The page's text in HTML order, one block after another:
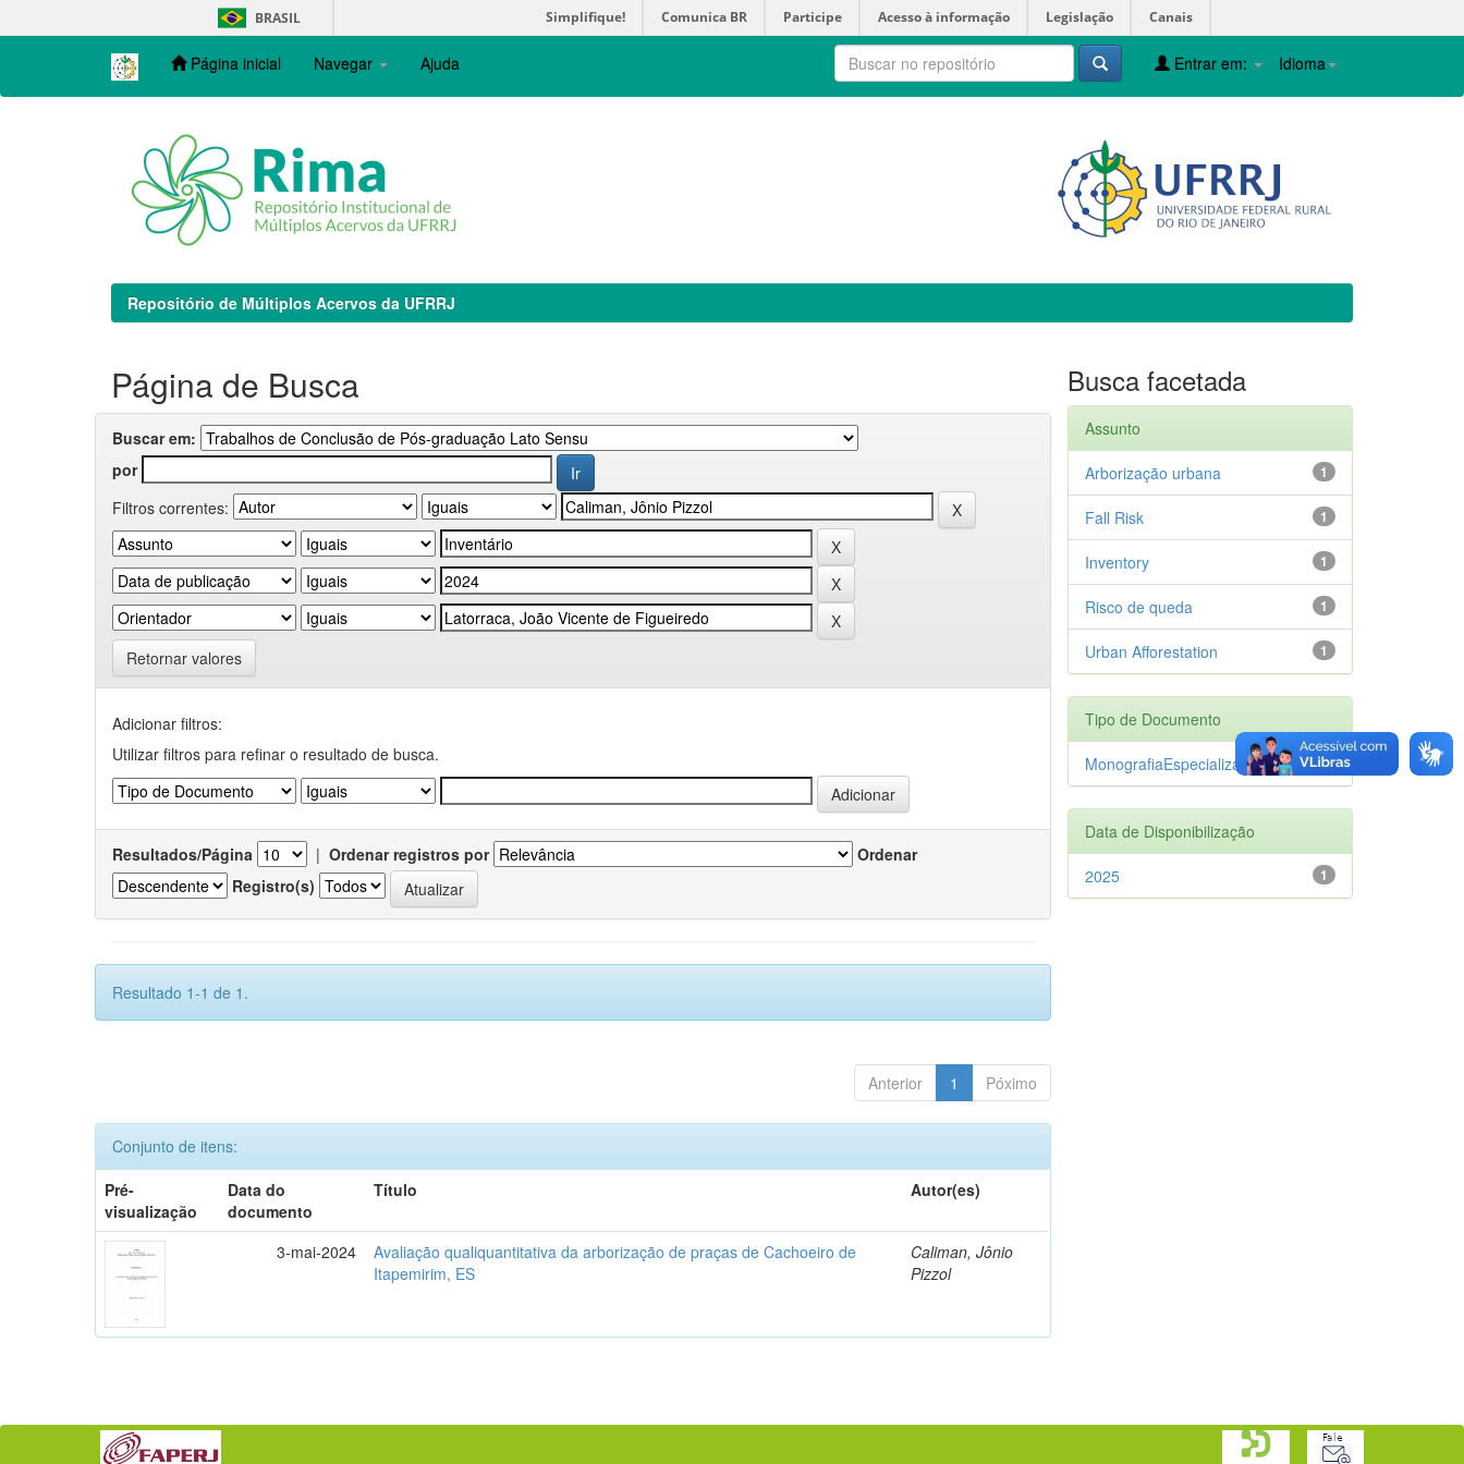
navigation
BRASIL Simplifique! Comunica BR Participe Acesso à informação Legislação Canais
Página inicial Navegar Ajuda Idioma
Entrar em:
Repositório de Múltiplos Acervos da UFRRJ
Página de Busca
Buscar em:
por
Filtros correntes:
Retornar valores
Adicionar filtros:
Utilizar filtros para refinar o resultado de busca.
Resultados/Página | Ordenar registros por
Ordenar
Registro(s)
Resultado 1-1 de 1.
Anterior 1 Póximo
Conjunto de itens:
Pré-
visualização
Data do
documento
Título Autor(es)
3-mai-2024
Avaliação qualiquantitativa da arborização de praças de Cachoeiro de
Itapemirim, ES
Caliman, Jônio
Pizzol
Busca facetada
Assunto
1
Arborização urbana
1
Fall Risk
1
Inventory
1
Risco de queda
1
Urban Afforestation
Tipo de Documento
1
MonografiaEspecializacao
Data de Disponibilização
1
2025